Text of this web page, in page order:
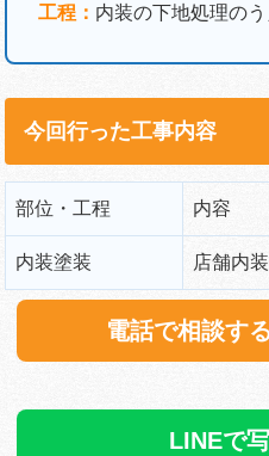
工程： 内装の下地処理のう
今回行った工事内容
部位・工程 内容
内装塗装 店舗内
電話で相談す
LINEで